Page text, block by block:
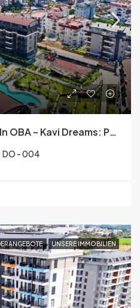
Luxuriöses 3+1 Duplex In OBA – Kavi Dreams: Pool, Sauna, Fitness Und Mehr!
DO - 004
UNSERE IMMOBILIEN